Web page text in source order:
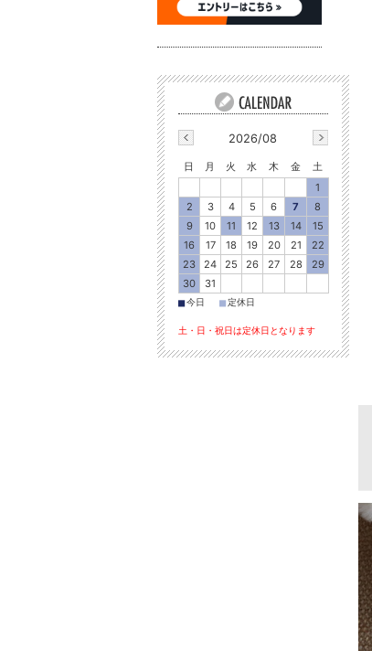
2026/08
日 月 火 水 木 金
土
1
2
3 4 5 6 7
8
9
10 11 12 13 14
15
16
17 18 19 20 21
22
23
24 25 26 27 28
29
30
31
■今日 ■定休日
土・日・祝日は定休日となります